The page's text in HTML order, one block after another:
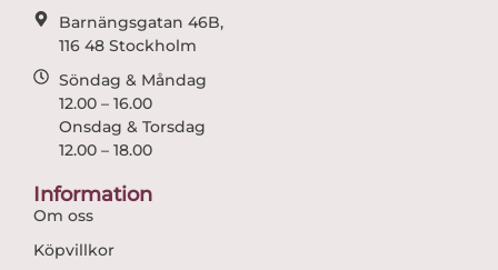
Barnängsgatan 46B,
116 48 Stockholm
Söndag & Måndag
12.00 – 16.00
Onsdag & Torsdag
12.00 – 18.00
Information
Om oss
Köpvillkor